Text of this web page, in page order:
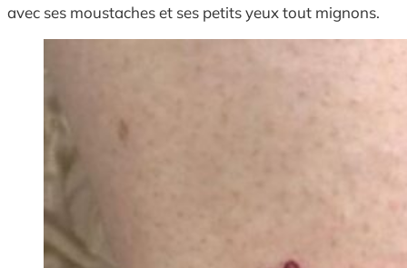
avec ses moustaches et ses petits yeux tout mignons.